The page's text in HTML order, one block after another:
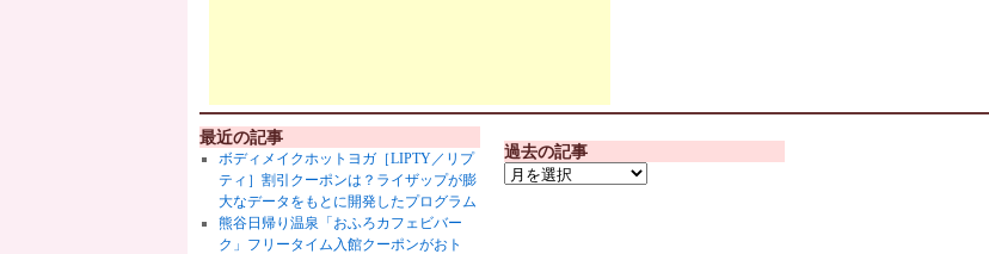
最近の記事
ボディメイクホットヨガ［LIPTY／リプ
ティ］割引クーポンは？ライザップが膨
大なデータをもとに開発したプログラム
熊谷日帰り温泉「おふろカフェビバー
ク」フリータイム入館クーポンがおト
過去の記事